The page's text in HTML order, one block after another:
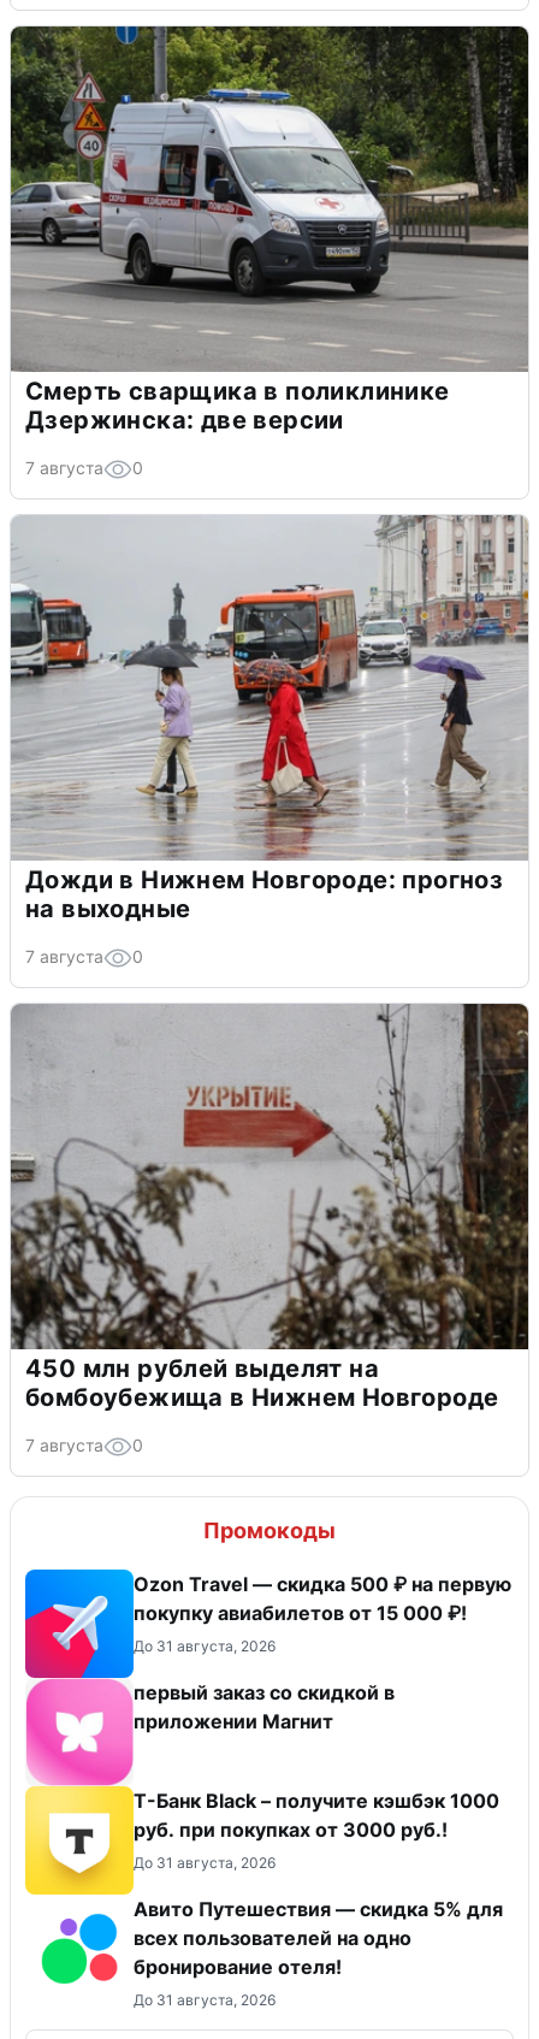
Смерть сварщика в поликлинике
Дзержинска: две версии
7 августа 0
Дожди в Нижнем Новгороде: прогноз
на выходные
7 августа 0
450 млн рублей выделят на
бомбоубежища в Нижнем Новгороде
7 августа 0
Промокоды
Ozon Travel — скидка 500 ₽ на первую
покупку авиабилетов от 15 000 ₽!
До 31 августа, 2026
первый заказ со скидкой в
приложении Магнит
Т-Банк Black – получите кэшбэк 1000
руб. при покупках от 3000 руб.!
До 31 августа, 2026
Авито Путешествия — скидка 5% для
всех пользователей на одно
бронирование отеля!
До 31 августа, 2026